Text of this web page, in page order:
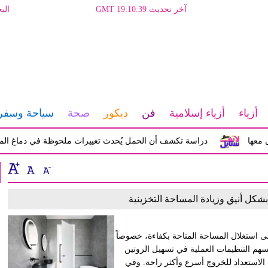
آخر تحديث GMT 19:10:39
أزياء أزياء إسلامية فن ديكور صحة سياحة
دراسة تكشف أن الحمل يُحدث تغييرات ملحوظة في دماغ المرأة
أنيق وزيادة المساحة التخزينية
استغلال المساحة المتاحة بكفاءة، خصوصاً
التنظيمات العملية في تسهيل الروتين
للخروج أسرع وأكثر راحة. وفي